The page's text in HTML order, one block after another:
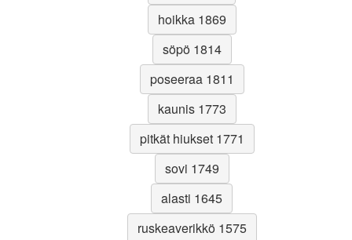
hoikka 1869
söpö 1814
poseeraa 1811
kaunis 1773
pitkät hiukset 1771
sovi 1749
alasti 1645
ruskeaverikkö 1575